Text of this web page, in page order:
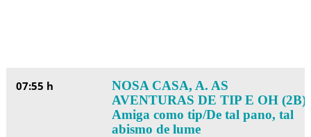
07:55 h
NOSA CASA, A. AS
AVENTURAS DE TIP E OH (2B):
Amiga como tip/De tal pano, tal
abismo de lume